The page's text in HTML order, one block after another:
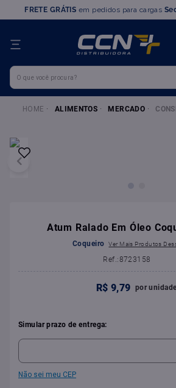
FRETE GRÁTIS em pedidos para cargas
O que você procura?
ALIMENTOS MERCADO
Atum Ralado Em Óleo
Coqueiro
:8723158
R$ 9,79 porunidade
Simular prazo de entrega:
Não sei meu CEP
TERMOS MAIS BUSCADOS
1º
farinha trigo
º
chocolate
3º
marvi
5º
º
farinha
ovomaltine